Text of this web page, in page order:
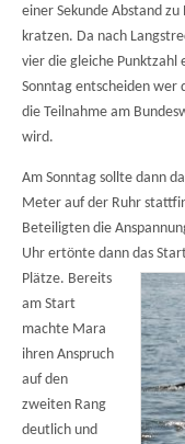
einer Sekunde Abstand
kratzen. Da nach
vier die gleiche
Sonntag entscheiden wer
die Teilnahme am
wird.
Am Sonntag sollte dann
Meter auf der Ruhr
Beteiligten die
Uhr ertönte dann das
Plätze. Bereits
am Start
machte Mara
ihren Anspruch
auf den
zweiten Rang
deutlich und